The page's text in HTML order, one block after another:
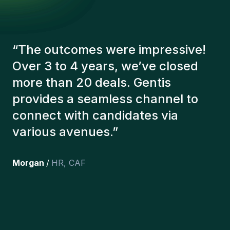
“The Gentis consultants have
always taken a number of factors
into account in order to present us
with the right candidates. The
people we've recruited are still
here, and personally I'm very
the team. ”